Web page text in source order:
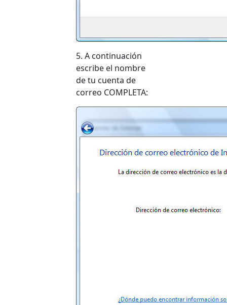
5. A continuación
escribe el nombre
de tu cuenta de
correo COMPLETA: